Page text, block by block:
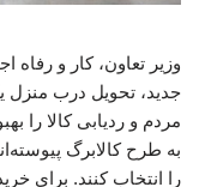
وزیر تعاون، کار و
جدید، تحویل درب
مردم و ردیابی کالا را
به طرح کالابرگ